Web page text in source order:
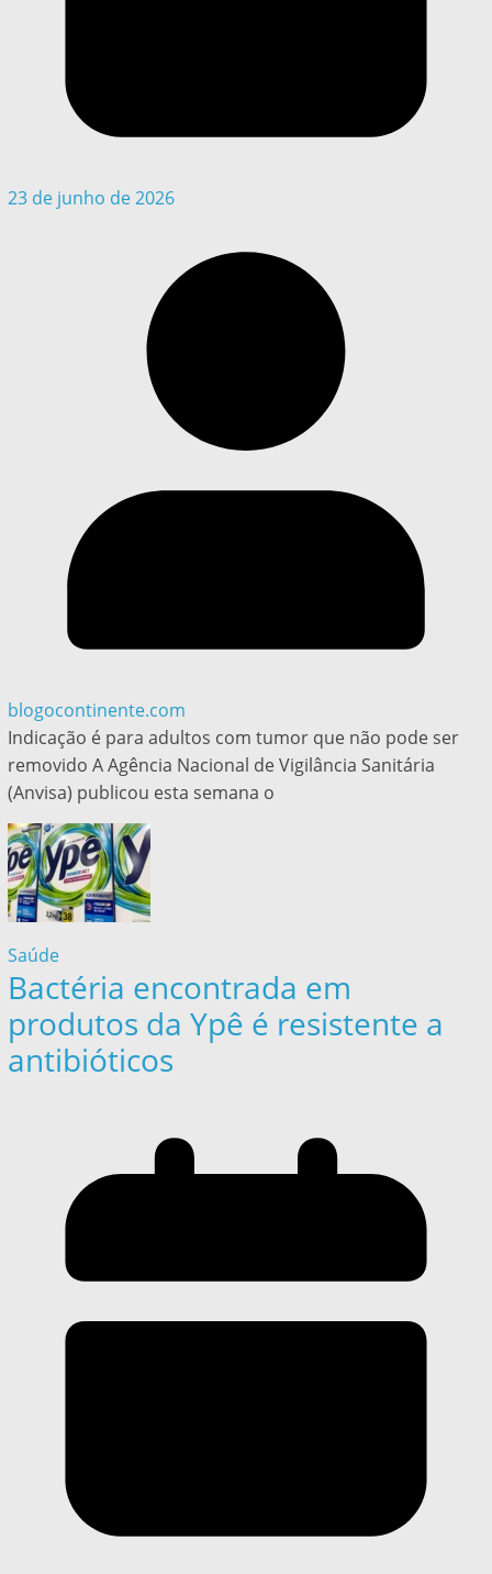
23 de junho de 2026
blogocontinente.com
Indicação é para adultos com tumor que não pode ser
removido A Agência Nacional de Vigilância Sanitária
(Anvisa) publicou esta semana o
Saúde
Bactéria encontrada em
produtos da Ypê é resistente a
antibióticos